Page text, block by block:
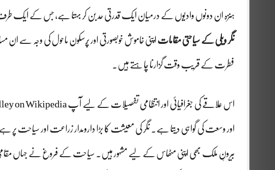
ہنزہ ان دونوں وادیوں کے درمیان ایک قدرتی حد بن کر بہتا ہے، جس کے ایک طرف
نگر ویلی کے سیاحتی مقامات اپنی خاموش خوبصورتی اور پُرسکون ماحول کی وجہ سے ان
فطرت کے قریب وقت گزارنا چاہتے ہیں۔
اس علاقے کی جغرافیائی اور انتظامی تفصیلات کے لیے آپ on Wikipedia
اور وسعت کی گواہی دیتا ہے۔ نگر کی معیشت کا بڑا دارومدار زراعت اور سیاحت پر
بیرونِ ملک بھی اپنی مٹھاس کے لیے مشہور ہیں۔ سیاحت کے فروغ نے جہاں